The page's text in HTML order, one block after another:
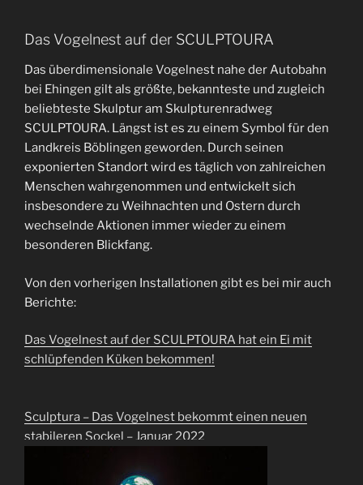
Das Vogelnest auf der SCULPTOURA
Das überdimensionale Vogelnest nahe der Autobahn
bei Ehingen gilt als größte, bekannteste und zugleich
beliebteste Skulptur am Skulpturenradweg
SCULPTOURA. Längst ist es zu einem Symbol für den
Landkreis Böblingen geworden. Durch seinen
exponierten Standort wird es täglich von zahlreichen
Menschen wahrgenommen und entwickelt sich
insbesondere zu Weihnachten und Ostern durch
wechselnde Aktionen immer wieder zu einem
besonderen Blickfang.
Von den vorherigen Installationen gibt es bei mir auch
Berichte:
Das Vogelnest auf der SCULPTOURA hat ein Ei mit
schlüpfenden Küken bekommen!
Sculptura – Das Vogelnest bekommt einen neuen
stabileren Sockel – Januar 2022